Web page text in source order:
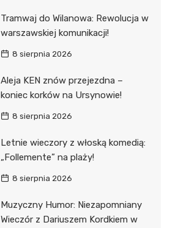
Tramwaj do Wilanowa: Rewolucja w
warszawskiej komunikacji!
8 sierpnia 2026
Aleja KEN znów przejezdna –
koniec korków na Ursynowie!
8 sierpnia 2026
Letnie wieczory z włoską komedią:
„Follemente” na plaży!
8 sierpnia 2026
Muzyczny Humor: Niezapomniany
Wieczór z Dariuszem Kordkiem w